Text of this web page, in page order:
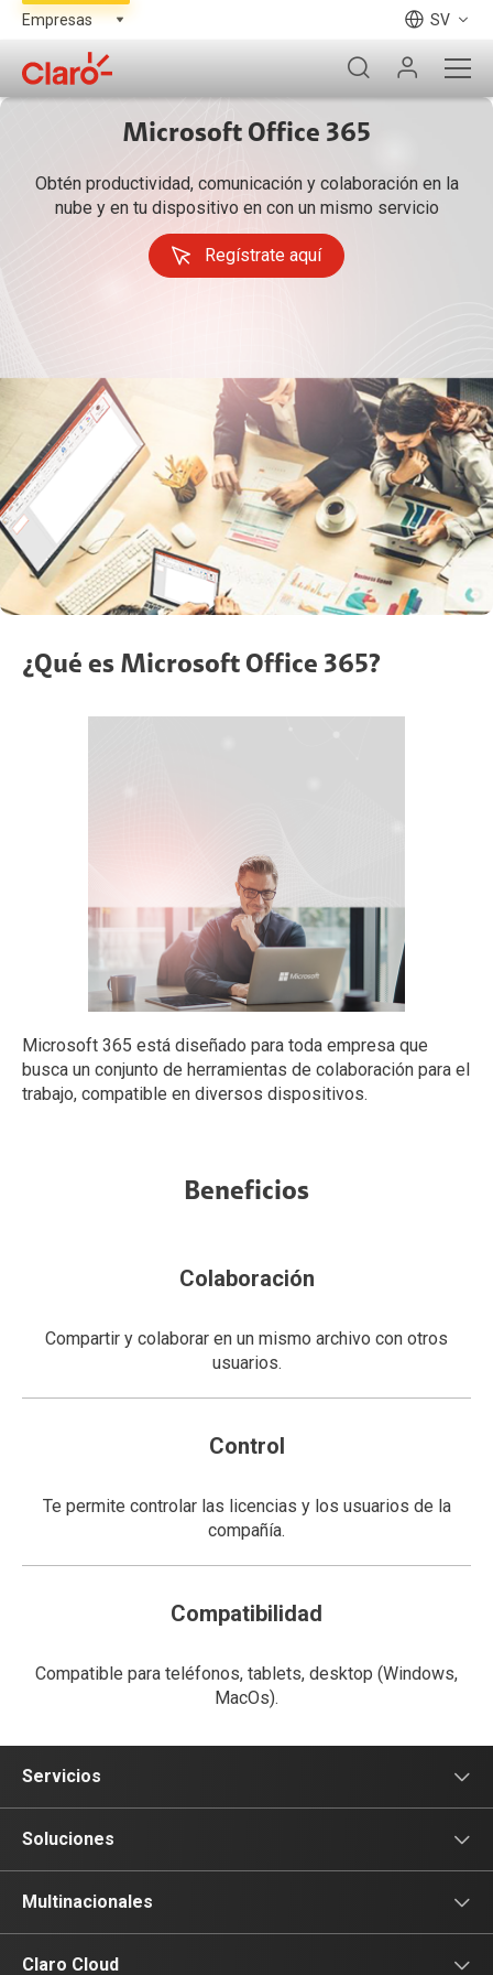
SV
Microsoft Office 365
Obtén productividad, comunicación y colaboración en la
nube y en tu dispositivo en con un mismo servicio
Regístrate aquí
¿Qué es Microsoft Office 365?
Microsoft 365 está diseñado para toda empresa que
busca un conjunto de herramientas de colaboración para el
trabajo, compatible en diversos dispositivos.
Beneficios
Colaboración
Compartir y colaborar en un mismo archivo con otros
usuarios.
Control
Te permite controlar las licencias y los usuarios de la
compañía.
Compatibilidad
Compatible para teléfonos, tablets, desktop (Windows,
MacOs).
Servicios
Voz
Tv
Conectividad
Soluciones
Comunicación
Conectividad
Multinacionales
Multinacionales
Claro Cloud